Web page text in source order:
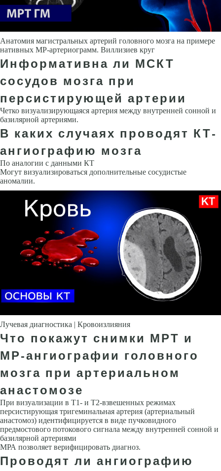
Анатомия магистральных артерий головного мозга на примере
нативных МР-артериограмм. Виллизиев круг
Информативна ли МСКТ
сосудов мозга при
персистирующей артерии
Четко визуализирующаяся артерия между внутренней сонной и
базиляр­ной артериями.
В каких случаях проводят КТ-
ангиографию мозга
По аналогии с данными КТ
Могут визуализироваться дополнительные сосудистые
аномалии.
Лучевая диагностика | Кровоизлияния
Что покажут снимки МРТ и
МР-ангиографии головного
мозга при артериальном
анастомозе
При визуализации в Т1- и Т2-взвешенных режимах
персистирующая тригеминальная артерия (артериальный
анастомоз) идентифицируется в виде пучковидного
предмостового потокового сигнала между внутренней сонной и
базилярной артериями
МРА позволяет верифицировать диагноз.
Проводят ли ангиографию